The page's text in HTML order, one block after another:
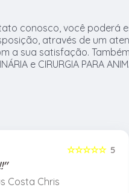
conosco, você poderá
através de um
a sua satisfação.
e CIRURGIA PARA
5
☆☆☆☆☆
Costa Chris